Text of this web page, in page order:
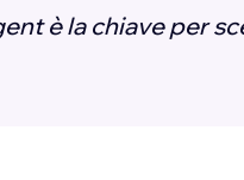
è la chiave per